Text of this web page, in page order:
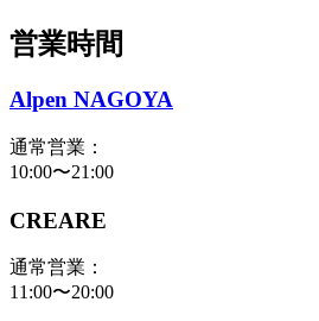
営業時間
Alpen NAGOYA
通常営業：
10:00〜21:00
CREARE
通常営業：
11:00〜20:00